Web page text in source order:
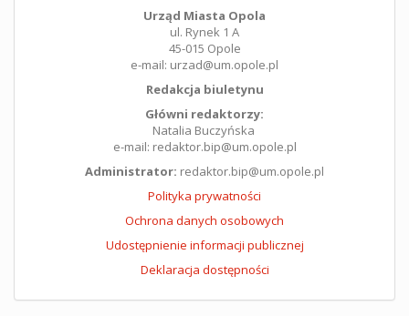
Urząd Miasta Opola
ul. Rynek 1 A
45-015 Opole
e-mail: urzad@um.opole.pl
Redakcja biuletynu
Główni redaktorzy:
Natalia Buczyńska
e-mail: redaktor.bip@um.opole.pl
Administrator: redaktor.bip@um.opole.pl
Polityka prywatności
Ochrona danych osobowych
Udostępnienie informacji publicznej
Deklaracja dostępności